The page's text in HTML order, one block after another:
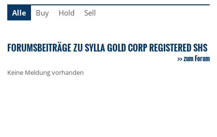
Alle
Buy Hold Sell
FORUMSBEITRÄGE ZU SYLLA GOLD CORP REGISTERED SHS
zum Forum
Keine Meldung vorhanden